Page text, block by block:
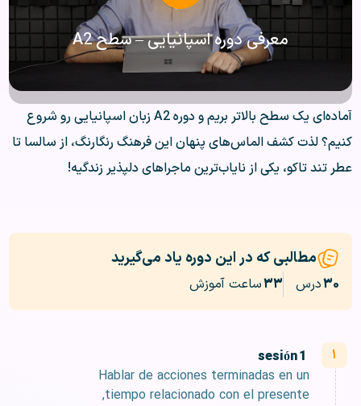
معرفی دوره اسپانیایی – سطح A2
آماده‌ای یک سطح بالاتر بریم و دوره A2 زبان اسپانیایی رو شروع
کنیم؟ لذت کشف الماس‌های پنهان این فرهنگ‌ رنگارنگ، از سالسا تا
عطر تند تاکو، یکی از نایاب‌ترین ماجراهای دلپذیر زندگیه!
مطالبی که در این دوره یاد می‌گیرید
۳۰درس ۳۳ساعت آموزش
sesión 1
Hablar de acciones terminadas en un
tiempo relacionado con el presente,